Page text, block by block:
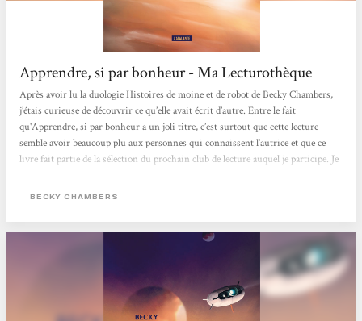
Apprendre, si par bonheur - Ma Lecturothèque
Après avoir lu la duologie Histoires de moine et de robot de Becky Chambers,
j’étais curieuse de découvrir ce qu’elle avait écrit d’autre. Entre le fait
qu'Apprendre, si par bonheur a un joli titre, c’est surtout que cette lecture
semble avoir beaucoup plu aux personnes qui connaissent l’autrice et que ce
livre fait partie de la sélection du prochain club de lecture auquel je participe. Je
un peu perdue : je ne sais pour quelle raison, je m’attendais de nouveau à un
BECKY CHAMBERS